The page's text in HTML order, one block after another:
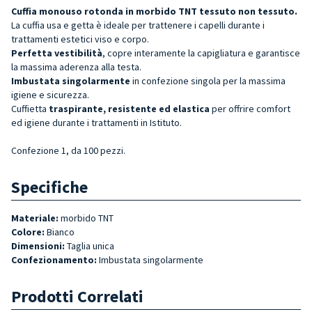
Cuffia monouso rotonda in morbido TNT tessuto non tessuto.
La cuffia usa e getta è ideale per trattenere i capelli durante i
trattamenti estetici viso e corpo.
Perfetta vestibilità, copre interamente la capigliatura e garantisce
la massima aderenza alla testa.
Imbustata singolarmente in confezione singola per la massima
igiene e sicurezza.
Cuffietta traspirante, resistente ed elastica per offrire comfort
ed igiene durante i trattamenti in Istituto.
Confezione 1, da 100 pezzi.
Specifiche
Materiale: morbido TNT
Colore: Bianco
Dimensioni: Taglia unica
Confezionamento: Imbustata singolarmente
Prodotti Correlati